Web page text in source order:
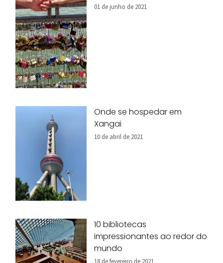
01 de junho de 2021
Onde se hospedar em
Xangai
10 de abril de 2021
10 bibliotecas
impressionantes ao redor do
mundo
18 de fevereiro de 2021